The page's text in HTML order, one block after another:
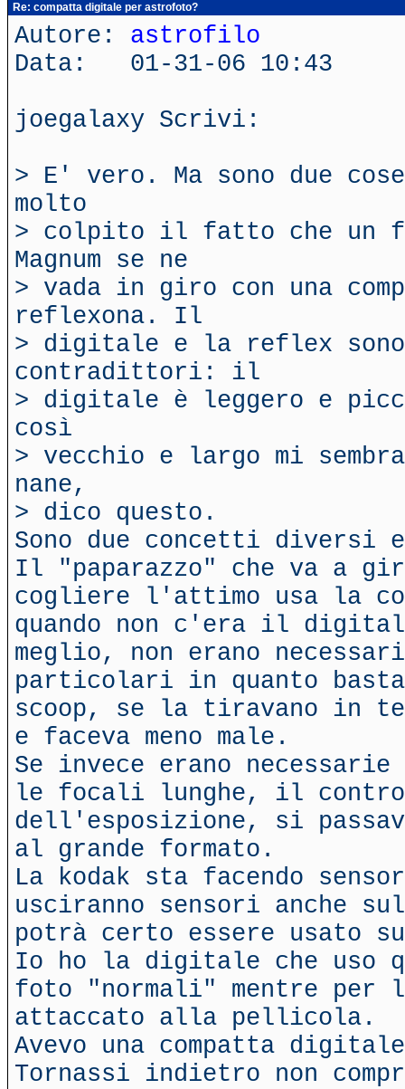
Re: compatta digitale per astrofoto?
Autore: astrofilo
Data: 01-31-06 10:43
joegalaxy Scrivi:
> E' vero. Ma sono due
molto
> colpito il fatto che un
Magnum se ne
> vada in giro con una
reflexona. Il
> digitale e la reflex sono
contradittori: il
> digitale è leggero e
così
> vecchio e largo mi
nane,
> dico questo.
Sono due concetti diversi
Il "paparazzo" che va a
cogliere l'attimo usa la
quando non c'era il
meglio, non erano
particolari in quanto
scoop, se la tiravano in
e faceva meno male.
Se invece erano
le focali lunghe, il
dell'esposizione, si
al grande formato.
La kodak sta facendo
usciranno sensori anche
potrà certo essere usato
Io ho la digitale che uso
foto "normali" mentre per
attaccato alla pellicola.
Avevo una compatta
Tornassi indietro non